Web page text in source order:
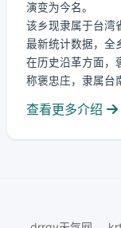
演变为今名。
该乡现隶属于台湾
最新统计数据，全
在历史沿革方面，
称褒忠庄，隶属台
查看更多介绍